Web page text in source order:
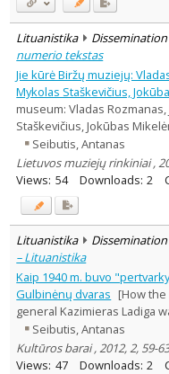
Lituanistika
numerio tekstas
Jie kūrė Biržų muziejų:
Mykolas Staškevičius,
museum: Vladas
Staškevičius, Jokūbas
Seibutis, Antanas
Lietuvos muziejų rinkiniai ,
Views: 54 Downloads: 2
Lituanistika
– Lituanistika
Kaip 1940 m. buvo
Gulbinėnų dvaras [How
general Kazimieras Ladiga
Seibutis, Antanas
Kultūros barai , 2012, 2, 59-
Views: 47 Downloads: 2